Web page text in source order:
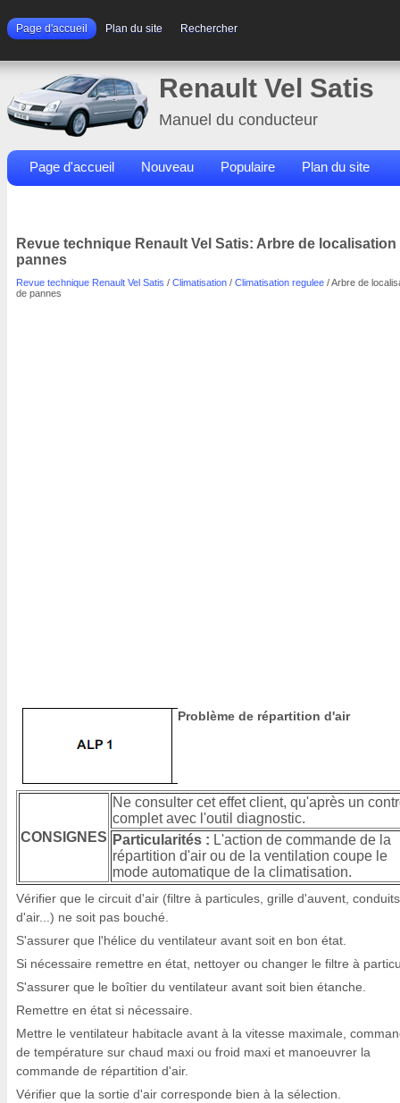
Page d'accueil Plan du site Rechercher
Renault Vel Satis
Manuel du conducteur
Page d'accueil Nouveau Populaire Plan du site
Revue technique Renault Vel Satis: Arbre de localisation
pannes
Revue technique Renault Vel Satis / Climatisation / Climatisation regulee / Arbre de
de pannes
Problème de répartition d'air
CONSIGNES
Ne consulter cet effet client, qu'après un
complet avec l'outil diagnostic.
Particularités : L'action de commande de la
répartition d'air ou de la ventilation coupe le
mode automatique de la climatisation.
Vérifier que le circuit d'air (filtre à particules, grille d'auvent, conduits
d'air...) ne soit pas bouché.
S'assurer que l'hélice du ventilateur avant soit en bon état.
Si nécessaire remettre en état, nettoyer ou changer le filtre à
S'assurer que le boîtier du ventilateur avant soit bien étanche.
Remettre en état si nécessaire.
Mettre le ventilateur habitacle avant à la vitesse maximale,
de température sur chaud maxi ou froid maxi et manoeuvrer la
commande de répartition d'air.
Vérifier que la sortie d'air corresponde bien à la sélection.